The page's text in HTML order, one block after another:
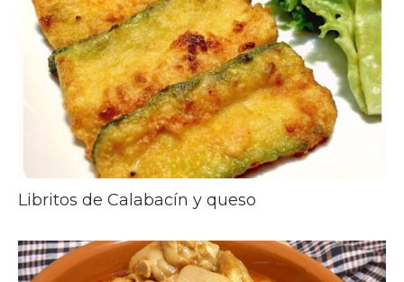
Libritos de Calabacín y queso